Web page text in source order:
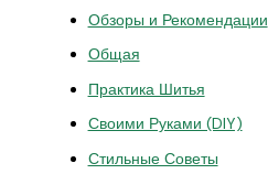
Обзоры и Рекомендации
Общая
Практика Шитья
Своими Руками (DIY)
Стильные Советы